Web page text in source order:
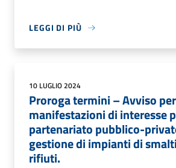
LEGGI DI PIÙ
10 LUGLIO 2024
Proroga termini – Avviso per
manifestazioni di interesse
partenariato pubblico-
gestione di impianti di
rifiuti.